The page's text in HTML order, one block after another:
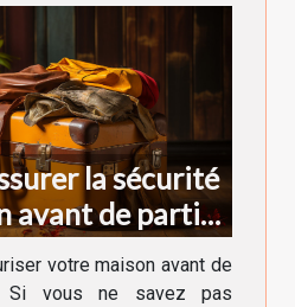
la sécurité
avant de partir
votre maison avant de
Si vous ne savez pas